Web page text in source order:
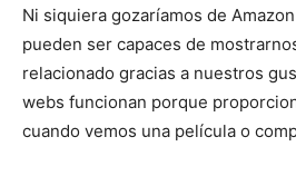
Ni siquiera gozaríamos de
pueden ser capaces de
relacionado gracias a nuestros
webs funcionan porque
cuando vemos una película o